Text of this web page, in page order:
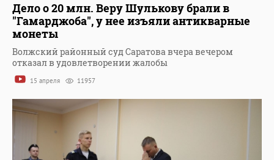
Дело о 20 млн. Веру Шулькову брали в
"Гамарджоба", у нее изъяли антикварные
монеты
Волжский районный суд Саратова вчера вечером
отказал в удовлетворении жалобы
15 апреля 11957